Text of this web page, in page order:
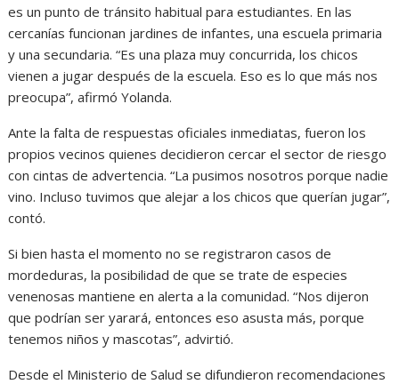
es un punto de tránsito habitual para estudiantes. En las
cercanías funcionan jardines de infantes, una escuela primaria
y una secundaria. “Es una plaza muy concurrida, los chicos
vienen a jugar después de la escuela. Eso es lo que más nos
preocupa”, afirmó Yolanda.
Ante la falta de respuestas oficiales inmediatas, fueron los
propios vecinos quienes decidieron cercar el sector de riesgo
con cintas de advertencia. “La pusimos nosotros porque nadie
vino. Incluso tuvimos que alejar a los chicos que querían jugar”,
contó.
Si bien hasta el momento no se registraron casos de
mordeduras, la posibilidad de que se trate de especies
venenosas mantiene en alerta a la comunidad. “Nos dijeron
que podrían ser yarará, entonces eso asusta más, porque
tenemos niños y mascotas”, advirtió.
Desde el Ministerio de Salud se difundieron recomendaciones